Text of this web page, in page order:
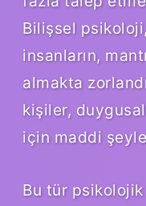
Bilişsel
insanların,
almakta
kişiler,
için maddi
Bu tür